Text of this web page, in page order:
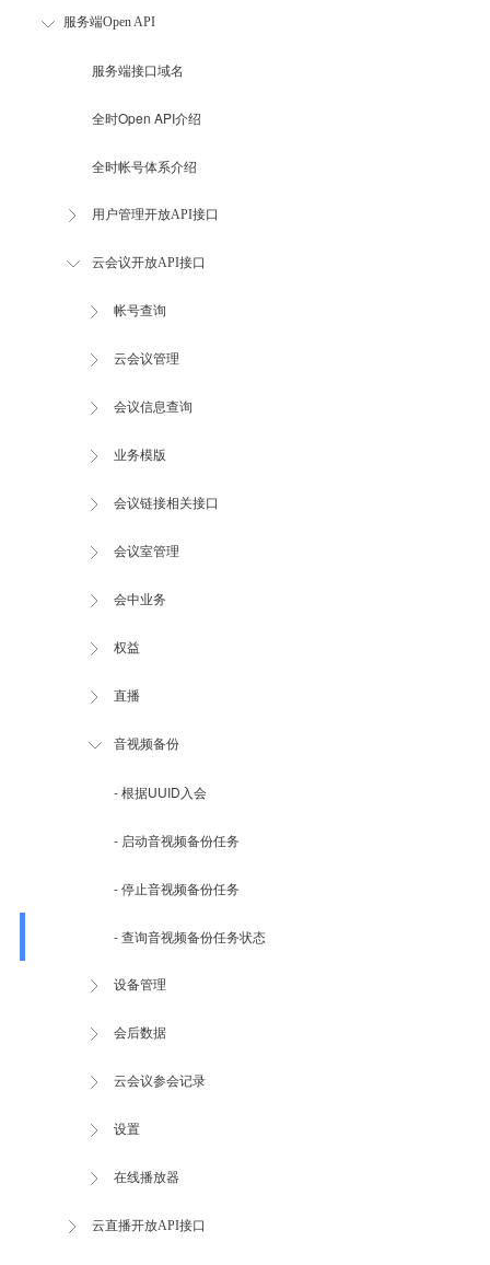
服务端Open API
服务端接口域名
全时Open API介绍
全时帐号体系介绍
用户管理开放API接口
云会议开放API接口
帐号查询
云会议管理
会议信息查询
业务模版
会议链接相关接口
会议室管理
会中业务
权益
直播
音视频备份
- 根据UUID入会
- 启动音视频备份任务
- 停止音视频备份任务
- 查询音视频备份任务状态
设备管理
会后数据
云会议参会记录
设置
在线播放器
云直播开放API接口